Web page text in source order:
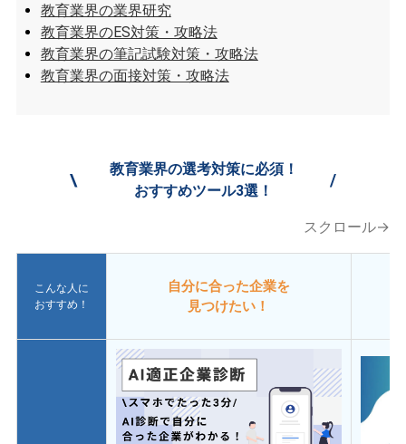
教育業界の業界研究
教育業界のES対策・攻略法
教育業界の筆記試験対策・攻略法
教育業界の面接対策・攻略法
\
教育業界の選考対策に必須！
おすすめツール3選！
/
スクロール→
こんな人に
おすすめ！
自分に合った企業を
見つけたい！